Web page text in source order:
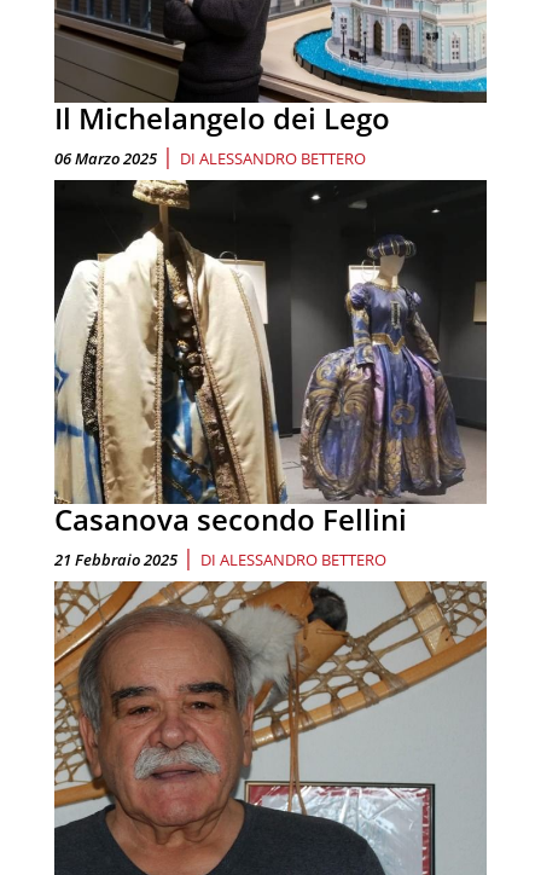
Il Michelangelo dei Lego
06 Marzo 2025 | DI ALESSANDRO BETTERO
Casanova secondo Fellini
21 Febbraio 2025 | DI ALESSANDRO BETTERO